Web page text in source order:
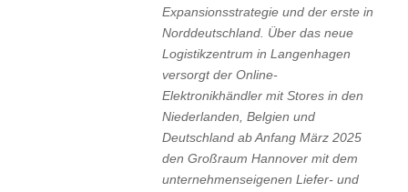
Expansionsstrategie und der erste in
Norddeutschland. Über das neue
Logistikzentrum in Langenhagen
versorgt der Online-
Elektronikhändler mit Stores in den
Niederlanden, Belgien und
Deutschland ab Anfang März 2025
den Großraum Hannover mit dem
unternehmenseigenen Liefer- und